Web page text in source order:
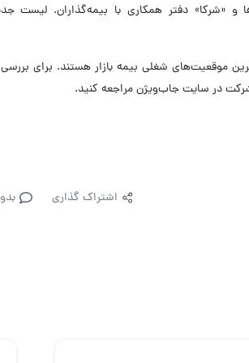
«شرکا» دفتر همکاری با بیمه‌گذاران. لیست
موقعیت‌های شغلی بیمه بازار هستند. برای
در سایت جاب‌ویژن مراجعه کنید.
اشتراک گذاری